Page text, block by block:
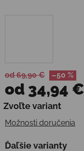
od 69,90 € –50 %
od 34,94 €
Jednotková cena:
Zvoľte variant
Možnosti doručenia
Ďaľšie varianty